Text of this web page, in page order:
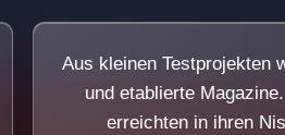
Aus kleinen Testprojekten
und etablierte
erreichten in ihren